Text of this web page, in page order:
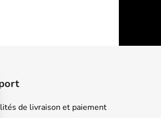
de livraison et paiement